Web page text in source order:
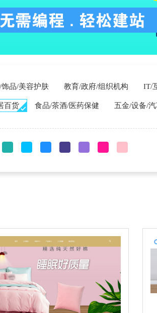
饰品/美容护肤 教育/政府/组织机构 IT/
百货 食品/茶酒/医药保健 五金/设备/